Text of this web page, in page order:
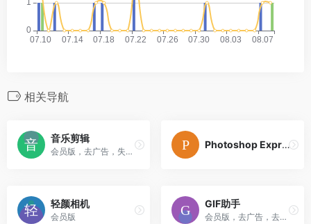
相关导航
音乐剪辑
会员版，去广告，失效可留言。
Photoshop Express
轻颜相机
会员版
GIF助手
会员版，去广告，去更新